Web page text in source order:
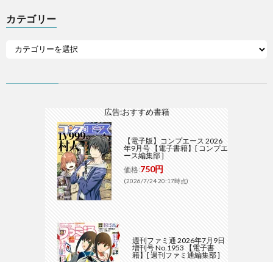
カテゴリー
広告:おすすめ書籍
【電子版】コンプエース 2026
年9月号 【電子書籍】[ コンプエ
ース編集部 ]
価格:750円
(2026/7/24 20:17時点)
週刊ファミ通 2026年7月9日
増刊号 No.1953 【電子書
籍】[ 週刊ファミ通編集部 ]